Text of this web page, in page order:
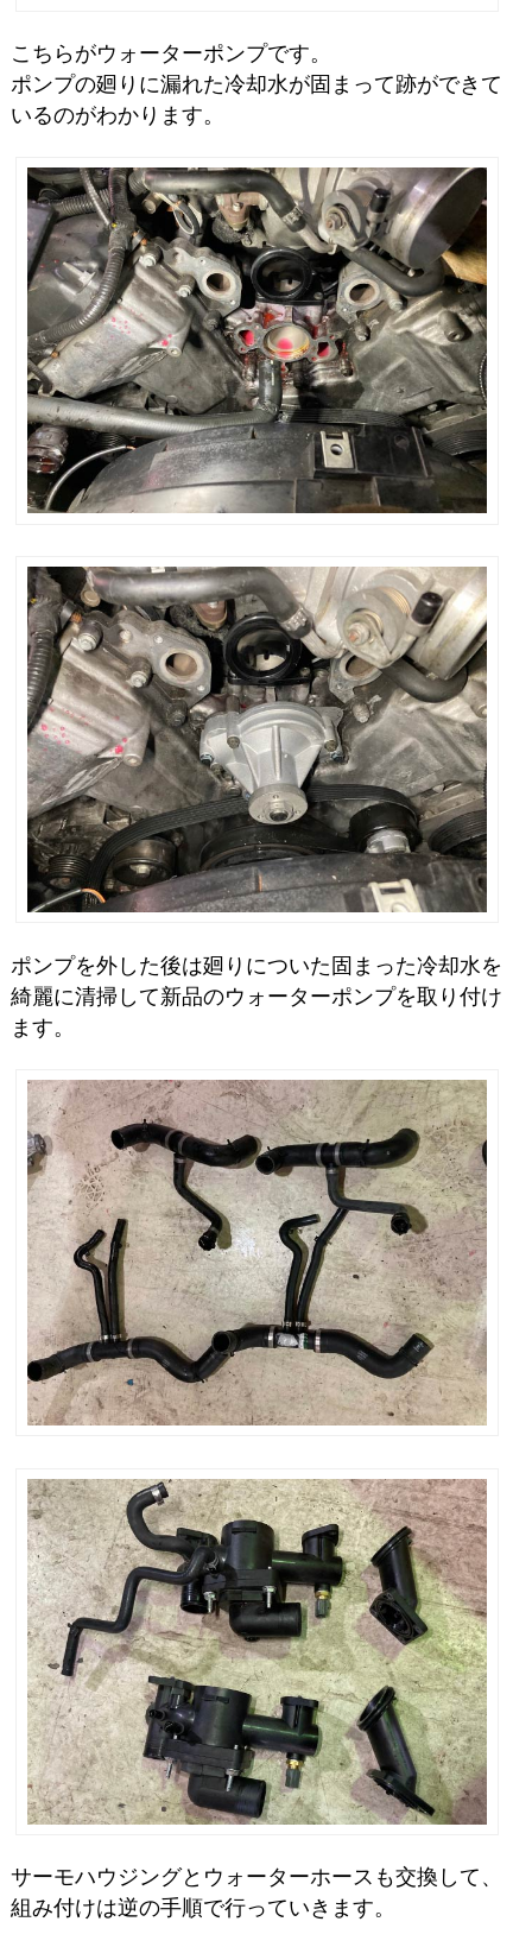
こちらがウォーターポンプです。
ポンプの廻りに漏れた冷却水が固まって跡ができて
いるのがわかります。
ポンプを外した後は廻りについた固まった冷却水を
綺麗に清掃して新品のウォーターポンプを取り付け
ます。
サーモハウジングとウォーターホースも交換して、
組み付けは逆の手順で行っていきます。